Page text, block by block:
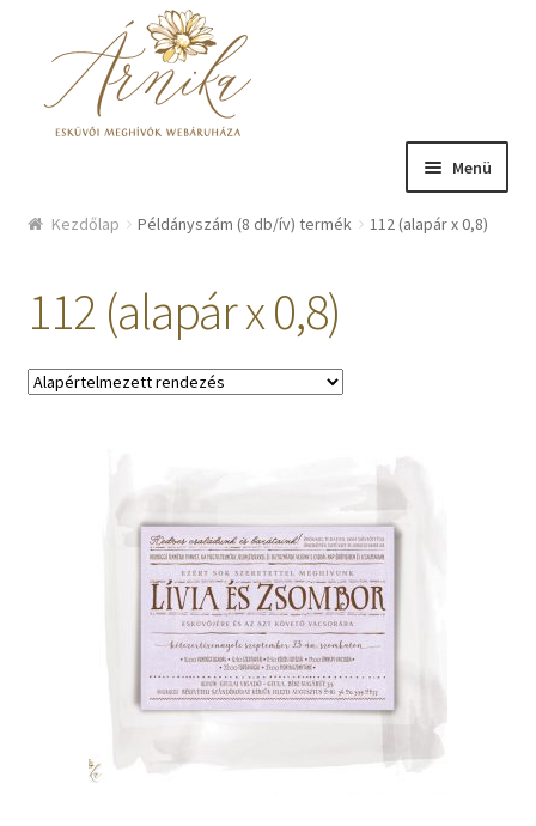
Ugrás a navigációhoz
Kilépés a tartalomba
Menü
Üzlet
Bemutatkozás
Elfelejtett jelszó
Kezdőlap Példányszám (8 db/ív) termék 112 (alapár x 0,8)
112 (alapár x 0,8)